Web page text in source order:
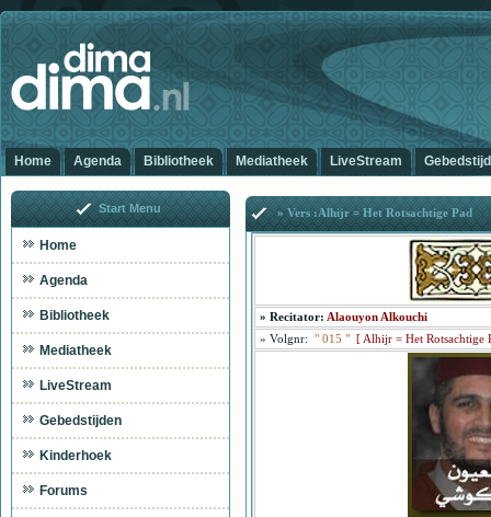
Home Agenda Bibliotheek Mediatheek LiveStream
» Vers :Alhijr = Het Rotsachtige Pad
» Recitator: Alaouyon Alkouchi
» Volgnr: " 015 " [ Alhijr = Het Rotsachtige
Start Menu
Home
Agenda
Bibliotheek
Mediatheek
LiveStream
Gebedstijden
Kinderhoek
Forums